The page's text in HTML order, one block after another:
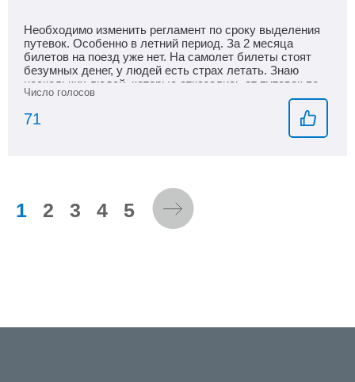
Необходимо изменить регламент по сроку выделения
путевок. Особенно в летний период. За 2 месяца
билетов на поезд уже нет. На самолет билеты стоят
безумных денег, у людей есть страх летать. Знаю
нескольких людей, которые отказались от путевок по
этим причинам.
71
1 2 3 4 5